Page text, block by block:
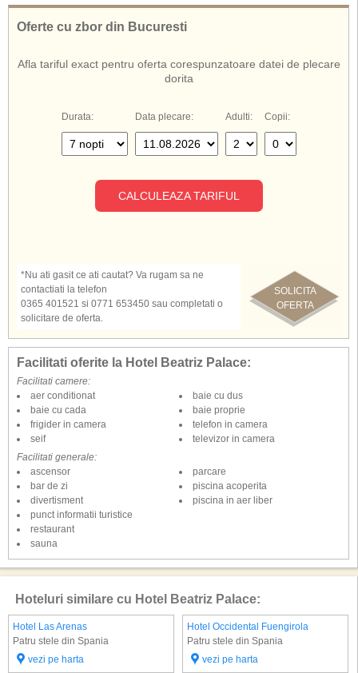
Oferte cu zbor din Bucuresti
Afla tariful exact pentru oferta corespunzatoare datei de plecare
dorita
Durata: Data plecare: Adulti: Copii:
CALCULEAZA TARIFUL
SOLICITA
OFERTA
*Nu ati gasit ce ati cautat? Va rugam sa ne
contactiati la telefon
0365 401521 si 0771 653450 sau completati o
solicitare de oferta.
Facilitati oferite la Hotel Beatriz Palace:
Facilitati camere:
aer conditionat
baie cu cada
baie cu dus
baie proprie
frigider in camera
seif
telefon in camera
televizor in camera
Facilitati generale:
ascensor
bar de zi
divertisment
parcare
piscina acoperita
piscina in aer liber
punct informatii turistice
restaurant
sauna
Hoteluri similare cu Hotel Beatriz Palace:
Hotel Las Arenas
Patru stele din Spania
vezi pe harta
Hotel Occidental Fuengirola
Patru stele din Spania
vezi pe harta